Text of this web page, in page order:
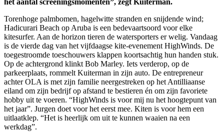
het aantal screeningsmomenten”, zegt Kuiterman.
Torenhoge palmbomen, hagelwitte stranden en snijdende wind;
Hadicurari Beach op Aruba is een bedevaartsoord voor elke
kitesurfer. Aan de horizon tieren de watersporters er welig. Vandaag
is de vierde dag van het vijfdaagse kite-evenement HighWinds. De
toegestroomde toeschouwers klappen koortsachtig hun handen stuk.
Op de achtergrond klinkt Bob Marley. Iets verderop, op de
parkeerplaats, rommelt Kuiterman in zijn auto. De entrepreneur
achter OLA is met zijn familie neergestreken op het Antilliaanse
eiland om zijn bedrijf op afstand te bestieren én om zijn favoriete
hobby uit te voeren. “HighWinds is voor mij nu het hoogtepunt van
het jaar”. Jurgen doet voor het eerst mee. Kiten is voor hem een
uitlaatklep. “Het is heerlijk om uit te kunnen waaien na een
werkdag”.